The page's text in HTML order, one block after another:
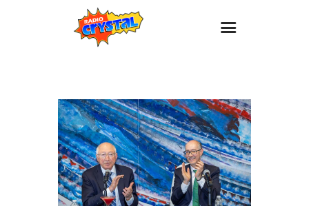
Estaciones
Eventos
Promociones
Noticias